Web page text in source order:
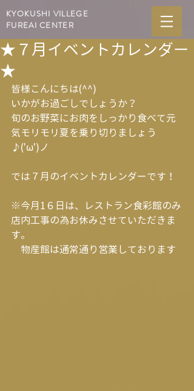
KYOKUSHI VILLEGE
FUREAI CENTER
★７月イベントカレンダー
★
皆様こんにちは(^^)
いかがお過ごしでしょうか？
旬のお野菜にお肉をしっかり食べて元
気モリモリ夏を乗り切りましょう
♪('ω')ノ
では７月のイベントカレンダーです！
※今月1６日は、レストラン食彩館のみ
店内工事の為お休みさせていただきま
す。
物産館は通常通り営業しております